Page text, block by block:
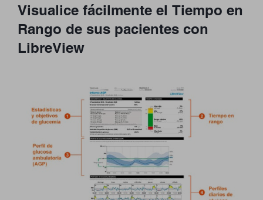
Visualice fácilmente el Tiempo en
Rango de sus pacientes con
LibreView